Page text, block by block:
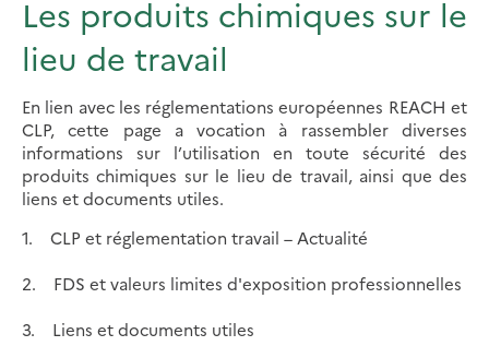
Les produits chimiques sur le
lieu de travail
En lien avec les réglementations européennes REACH et
CLP, cette page a vocation à rassembler diverses
informations sur l’utilisation en toute sécurité des
produits chimiques sur le lieu de travail, ainsi que des
liens et documents utiles.
1. CLP et réglementation travail – Actualité
2. FDS et valeurs limites d'exposition professionnelles
3. Liens et documents utiles